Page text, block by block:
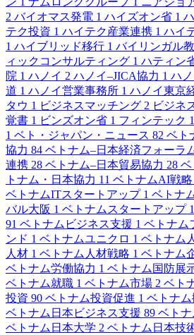
2 バイオマス発電 1 ハイズオン省 1
テク投資 1 ハイテク産業連携 1 ハイ
1 ハイブリッド移行 1 バイリンガル
ィックコンサルティング 1 ハティン
院 1 ハノイ 2 ハノイ–JICA協力 1 ハ
道 1 ハノイ営業事務所 1 ハノイ東京
タウ 1 ビジネスマッチング 2 ビジネ
覚書 1 ビンズオン省 1 フィンテック 1
1 ベト・ジャパン・ニュース 82 ベト
協力 84 ベトナム–日本経済フォーラ
連携 28 ベトナム–日本貿易協力 28 ベ
トナム・日本協力 11 ベトナムAI戦略
ベトナムITスタートアップ 1 ベトナ
バル大阪 1 ベトナムスタートアップ 1
91 ベトナムビジネス支援 1 ベトナム
ンド 1 ベトナムユニクロ 1 ベトナム
人材 1 ベトナム人材戦略 1 ベトナム
ベトナム労働協力 1 ベトナム国防展
ベトナム就職 1 ベトナム市場 2 ベト
投資 90 ベトナム投資促進 1 ベトナム
ベトナム日本ビジネス支援 89 ベト
ベトナム日本大学 2 ベトナム日本技